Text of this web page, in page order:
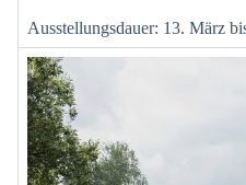
Ausstellungsdauer: 13. März